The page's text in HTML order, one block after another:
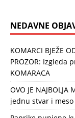
NEDAVNE
KOMARCI BJEŽE
PROZOR: Izgleda
KOMARACA
OVO JE
jednu stvar i meso